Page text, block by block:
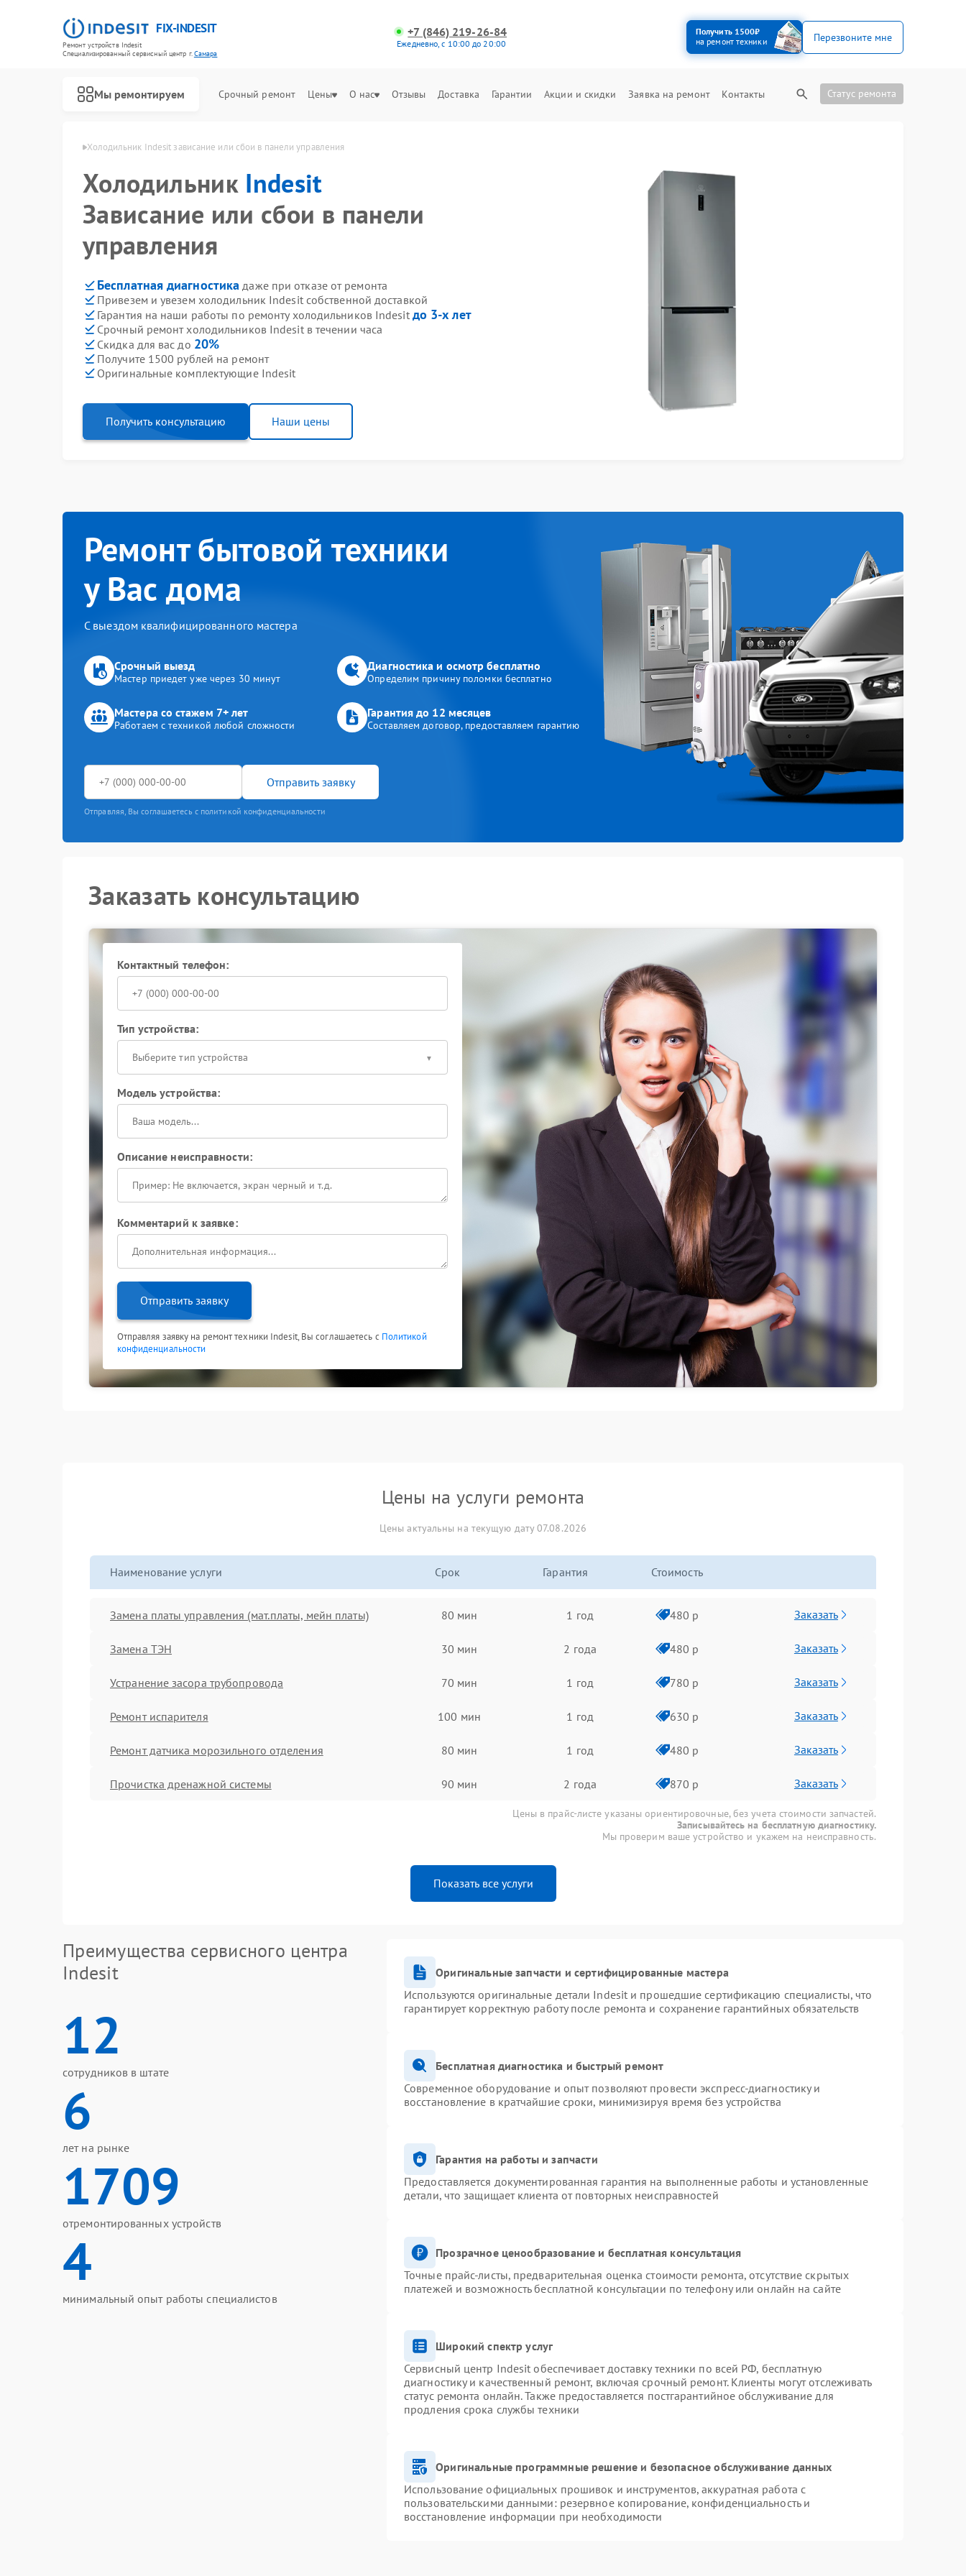
FIX-INDESIT
Ремонт устройств Indesit
Специализированный cервисный центр г.Самара
+7 (846) 219-26-84
Ежедневно, с 10:00 до 20:00
Получить 1500₽
на ремонт техники
Перезвоните мне
Мы ремонтируем Срочный ремонт Цены О нас Отзывы Доставка Гарантии Акции и скидки Заявка на ремонт Контакты Статус ремонта
Indesit в Самаре Холодильник Indesit зависание или сбои в панели управления
Холодильник Indesit
Зависание или сбои в панели
управления
Бесплатная диагностика даже при отказе от ремонта
Привезем и увезем холодильник Indesit собственной доставкой
Гарантия на наши работы по ремонту холодильников Indesit до 3-х лет
Срочный ремонт холодильников Indesit в течении часа
Скидка для вас до 20%
Получите 1500 рублей на ремонт
Оригинальные комплектующие Indesit
Получить консультацию Наши цены
Ремонт бытовой техники
у Вас дома
С выездом квалифицированного мастера
Срочный выезд
Мастер приедет уже через 30 минут
Диагностика и осмотр бесплатно
Определим причину поломки бесплатно
Мастера со стажем 7+ лет
Работаем с техникой любой сложности
Гарантия до 12 месяцев
Составляем договор, предоставляем гарантию
Отправить заявку
Отправляя, Вы соглашаетесь с политикой конфиденциальности
Заказать консультацию
Контактный телефон:
Тип устройства:
Выберите тип устройства
Модель устройства:
Описание неисправности:
Комментарий к заявке:
Отправить заявку
Отправляя заявку на ремонт техники Indesit, Вы соглашаетесь с Политикой
конфиденциальности
Цены на услуги ремонта
Цены актуальны на текущую дату 07.08.2026
Наименование услуги Срок Гарантия Стоимость
Замена платы управления (мат.платы, мейн платы) 80 мин 1 год 480 р Заказать
Замена ТЭН 30 мин 2 года 480 р Заказать
Устранение засора трубопровода 70 мин 1 год 780 р Заказать
Ремонт испарителя 100 мин 1 год 630 р Заказать
Ремонт датчика морозильного отделения 80 мин 1 год 480 р Заказать
Прочистка дренажной системы 90 мин 2 года 870 р Заказать
Цены в прайс-листе указаны ориентировочные, без учета стоимости запчастей.
Записывайтесь на бесплатную диагностику.
Мы проверим ваше устройство и укажем на неисправность.
Показать все услуги
Преимущества сервисного центра
Indesit
12
сотрудников в штате
6
лет на рынке
1709
отремонтированных устройств
4
минимальный опыт работы специалистов
Оригинальные запчасти и сертифицированные мастера
Используются оригинальные детали Indesit и прошедшие сертификацию специалисты, что
гарантирует корректную работу после ремонта и сохранение гарантийных обязательств
Бесплатная диагностика и быстрый ремонт
Современное оборудование и опыт позволяют провести экспресс-диагностику и
восстановление в кратчайшие сроки, минимизируя время без устройства
Гарантия на работы и запчасти
Предоставляется документированная гарантия на выполненные работы и установленные
детали, что защищает клиента от повторных неисправностей
Прозрачное ценообразование и бесплатная консультация
Точные прайс-листы, предварительная оценка стоимости ремонта, отсутствие скрытых
платежей и возможность бесплатной консультации по телефону или онлайн на сайте
Широкий спектр услуг
Сервисный центр Indesit обеспечивает доставку техники по всей РФ, бесплатную
диагностику и качественный ремонт, включая срочный ремонт. Клиенты могут отслеживать
статус ремонта онлайн. Также предоставляется постгарантийное обслуживание для
продления срока службы техники
Оригинальные программные решение и безопасное обслуживание данных
Использование официальных прошивок и инструментов, аккуратная работа с
пользовательскими данными: резервное копирование, конфиденциальность и
восстановление информации при необходимости